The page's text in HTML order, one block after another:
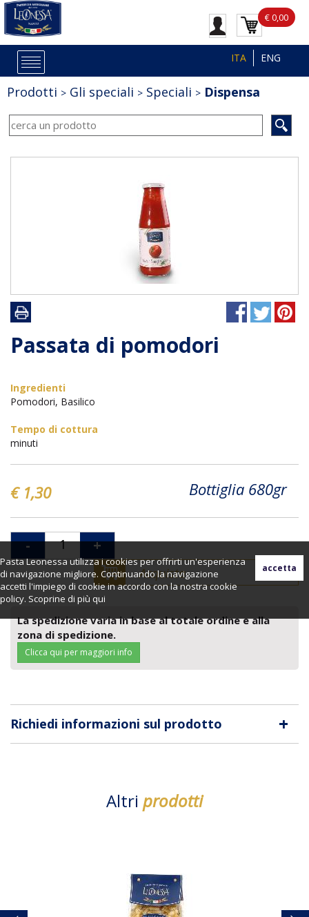
Pasta Leonessa utilizza i cookies per offrirti un'esperienza
di navigazione migliore. Continuando la navigazione
accetti l'impiego di cookie in accordo con la nostra cookie
policy. Scoprine di più qui
€ 0,00
ITA ENG
Prodotti Gli speciali Speciali Dispensa
Passata di pomodori
Ingredienti
Pomodori, Basilico
Tempo di cottura
minuti
€ 1,30 Bottiglia 680gr
- +
Acquista
La spedizione varia in base al totale ordine e alla
zona di spedizione.
Clicca qui per maggiori info
Richiedi informazioni sul prodotto +
Altri prodotti